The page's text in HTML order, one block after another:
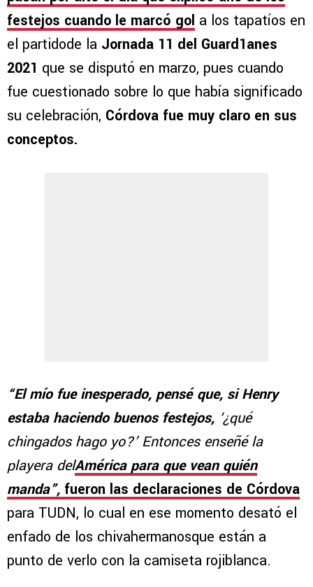
festejos cuando le marcó gol a los tapatíos en
el partidode la Jornada 11 del Guard1anes
2021 que se disputó en marzo, pues cuando
fue cuestionado sobre lo que había significado
su celebración, Córdova fue muy claro en sus
conceptos.
“El mío fue inesperado, pensé que, si Henry
estaba haciendo buenos festejos, ‘¿qué
chingados hago yo?’ Entonces enseñé la
playera delAmérica para que vean quién
manda”, fueron las declaraciones de Córdova
para TUDN, lo cual en ese momento desató el
enfado de los chivahermanosque están a
punto de verlo con la camiseta rojiblanca.